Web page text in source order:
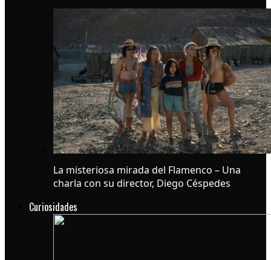
La misteriosa mirada del Flamenco – Una
charla con su director, Diego Céspedes
Curiosidades